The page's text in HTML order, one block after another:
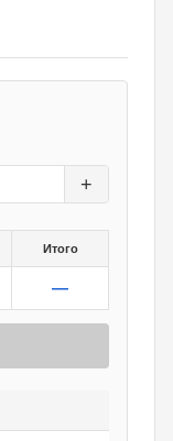
+
Итого
—